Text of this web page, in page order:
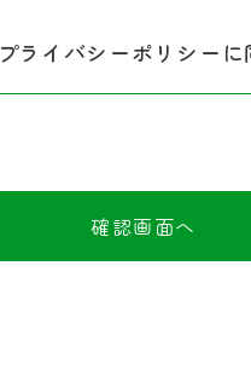
プライバシーポリシーに